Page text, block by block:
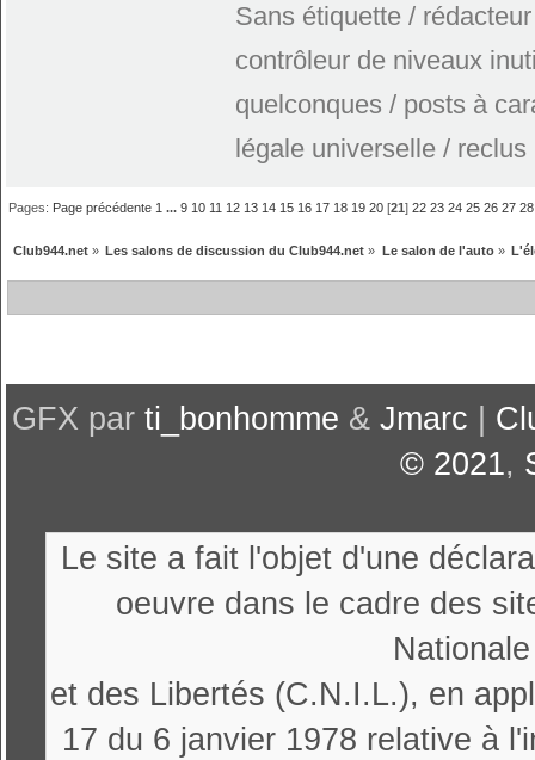
Sans étiquette /
contrôleur de niveaux
quelconques / posts à
légale universelle / reclus
Pages: Page précédente 1 ...9 10 11 12 13 14 15 16 17 18 19 20 [21]22 23 24 25 26 27 28
Club944.net» Les salons de discussion du Club944.net » Le salon de l'auto»
GFX par ti_bonhomme & Jmarc
© 2021,
Le site a fait l'objet d'une
oeuvre dans le cadre des
et des Libertés (C.N.I.L.), en
17 du 6 janvier 1978 relative à